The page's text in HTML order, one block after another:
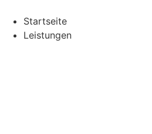
Inhalt
springen
Startseite
Leistungen